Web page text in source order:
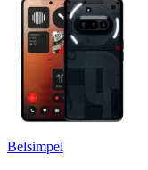
Belsimpel